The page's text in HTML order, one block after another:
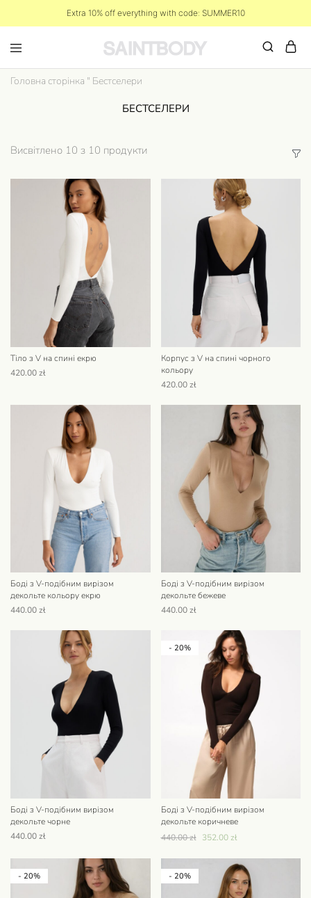
Extra 10% off everything with code: SUMMER10
Головна сторінка " Бестселери
БЕСТСЕЛЕРИ
Висвітлено 10 з 10 продукти
Тіло з V на спині екрю
420.00zł
Корпус з V на спині чорного
кольору
420.00zł
Боді з V-подібним вирізом
декольте кольору екрю
440.00zł
Боді з V-подібним вирізом
декольте бежеве
440.00zł
Боді з V-подібним вирізом
декольте чорне
440.00zł
- 20%
Боді з V-подібним вирізом
декольте коричневе
440.00zł 352.00zł
- 20% - 20%